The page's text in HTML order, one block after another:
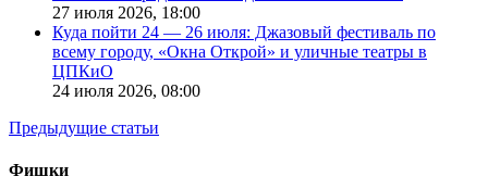
27 июля 2026, 18:00
Куда пойти 24 — 26 июля: Джазовый фестиваль по
всему городу, «Окна Открой» и уличные театры в
ЦПКиО
24 июля 2026, 08:00
Предыдущие статьи
Фишки